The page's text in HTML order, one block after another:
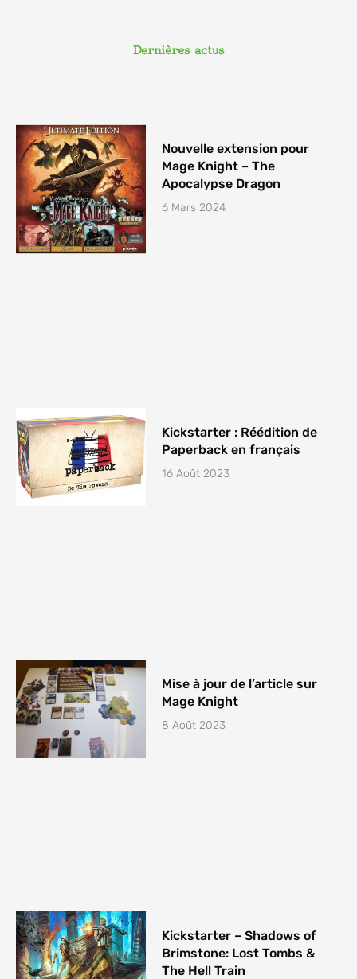
a
Dernières actus
Nouvelle extension pour
Mage Knight – The
Apocalypse Dragon
6 Mars 2024
Kickstarter : Réédition de
Paperback en français
16 Août 2023
Mise à jour de l’article sur
Mage Knight
8 Août 2023
Kickstarter – Shadows of
Brimstone: Lost Tombs &
The Hell Train